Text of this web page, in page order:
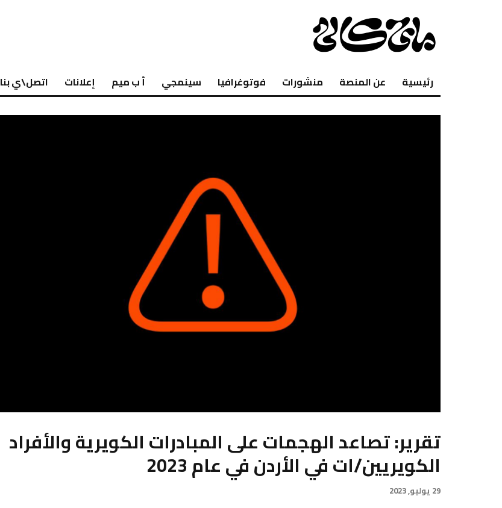
رئيسية عن المنصة منشورات فوتوغرافيا سينمجي أ ب ميم إعلانات اتصل\ي بنا
تقرير: تصاعد الهجمات على المبادرات الكويرية والأفراد
الكويريين/ات في الأردن في عام 2023
29 يوليو, 2023